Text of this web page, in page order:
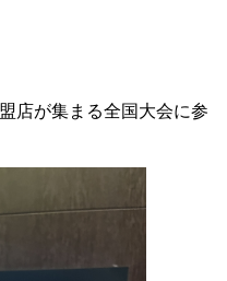
店が集まる全国大会に参